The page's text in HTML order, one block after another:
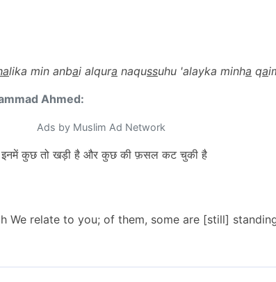
lika min anbai alqura naqussuhu 'alayka minha qa
Ahmed:
Ads by Muslim Ad Network
इनमें कुछ तो खड़ी है और कुछ की फ़सल कट चुकी है
We relate to you; of them, some are [still]